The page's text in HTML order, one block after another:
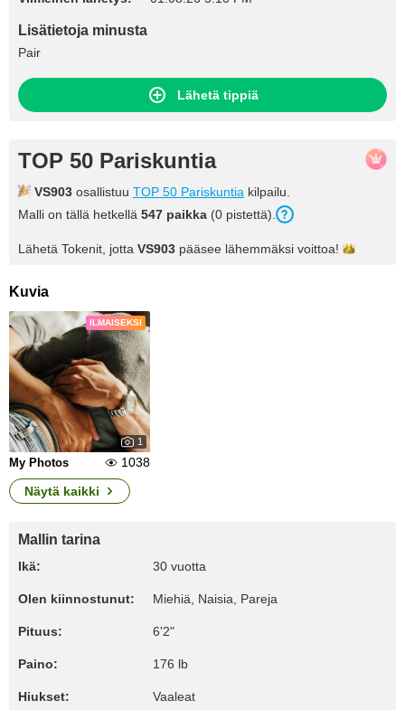
Lisätietoja minusta
Pair
Lähetä tippiä
TOP 50 Pariskuntia
VS903 osallistuu TOP 50 Pariskuntia kilpailu.
Malli on tällä hetkellä 547 paikka (0 pistettä).
Lähetä Tokenit, jotta VS903 pääsee lähemmäksi voittoa!
Kuvia
ILMAISEKSI
1
My Photos
1038
Näytä kaikki
Mallin tarina
Ikä: 30 vuotta
Olen kiinnostunut: Miehiä, Naisia, Pareja
Pituus: 6'2"
Paino: 176 lb
Hiukset: Vaaleat